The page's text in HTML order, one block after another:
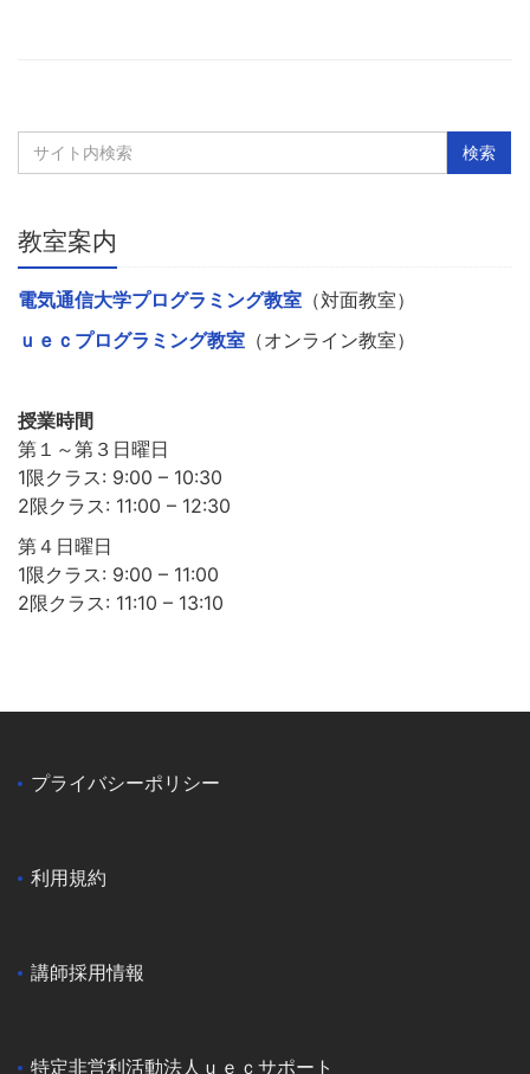
教室案内
電気通信大学プログラミング教室 （対面教室）
ｕｅｃプログラミング教室 （オンライン教室）
授業時間
第１～第３日曜日
1限クラス: 9:00 – 10:30
2限クラス: 11:00 – 12:30
第４日曜日
1限クラス: 9:00 – 11:00
2限クラス: 11:10 – 13:10
プライバシーポリシー
利用規約
講師採用情報
特定非営利活動法人ｕｅｃサポート